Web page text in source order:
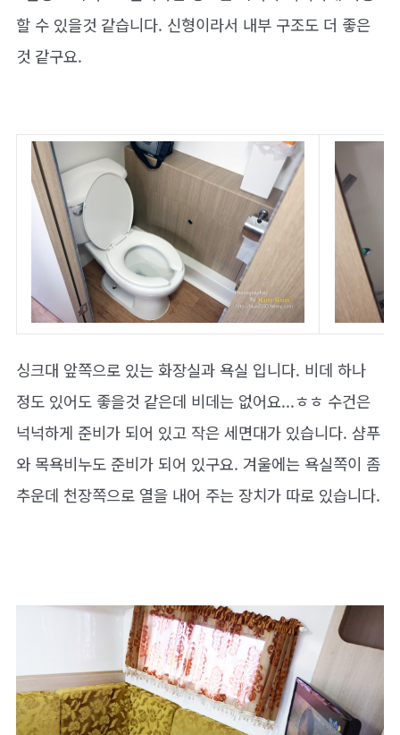
할 수 있을것 같습니다. 신형이라서 내부 구조도 더 좋은
것 같구요.
싱크대 앞쪽으로 있는 화장실과 욕실 입니다. 비데 하나
정도 있어도 좋을것 같은데 비데는 없어요...ㅎㅎ 수건은
넉넉하게 준비가 되어 있고 작은 세면대가 있습니다. 샴푸
와 목욕비누도 준비가 되어 있구요. 겨울에는 욕실쪽이 좀
추운데 천장쪽으로 열을 내어 주는 장치가 따로 있습니다.